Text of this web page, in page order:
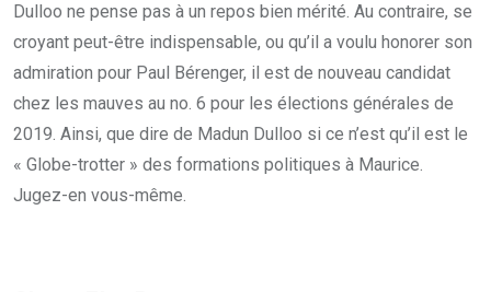
Dulloo ne pense pas à un repos bien mérité. Au contraire, se
croyant peut-être indispensable, ou qu’il a voulu honorer son
admiration pour Paul Bérenger, il est de nouveau candidat
chez les mauves au no. 6 pour les élections générales de
2019. Ainsi, que dire de Madun Dulloo si ce n’est qu’il est le
« Globe-trotter » des formations politiques à Maurice.
Jugez-en vous-même.